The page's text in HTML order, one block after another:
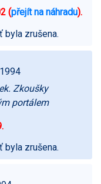
(přejít na náhradu).
byla zrušena.
Zkoušky
portálem
byla zrušena.